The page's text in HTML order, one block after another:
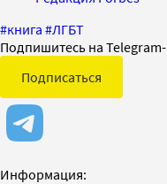
#книга #ЛГБТ
Подпишитесь на
Подписаться
Информация: